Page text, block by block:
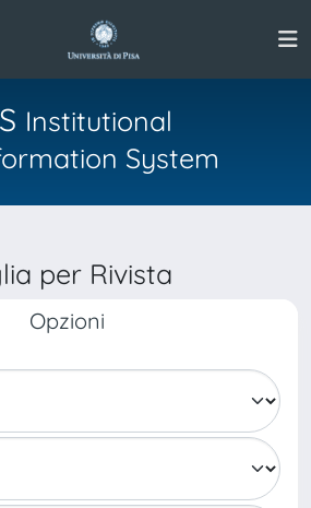
Institutional
System
per Rivista
Opzioni